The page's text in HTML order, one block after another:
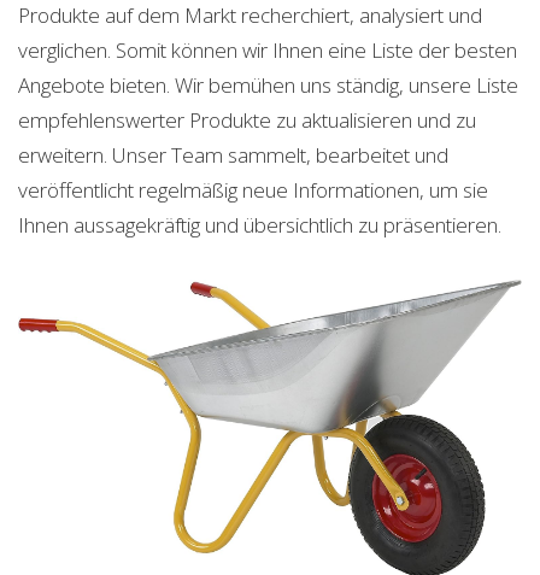
Produkte auf dem Markt recherchiert, analysiert und
verglichen. Somit können wir Ihnen eine Liste der besten
Angebote bieten. Wir bemühen uns ständig, unsere Liste
empfehlenswerter Produkte zu aktualisieren und zu
erweitern. Unser Team sammelt, bearbeitet und
veröffentlicht regelmäßig neue Informationen, um sie
Ihnen aussagekräftig und übersichtlich zu präsentieren.